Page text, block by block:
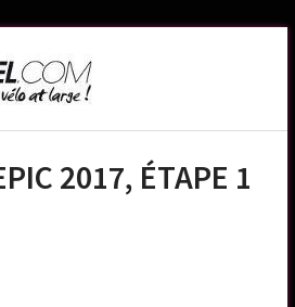
2017, ÉTAPE 1